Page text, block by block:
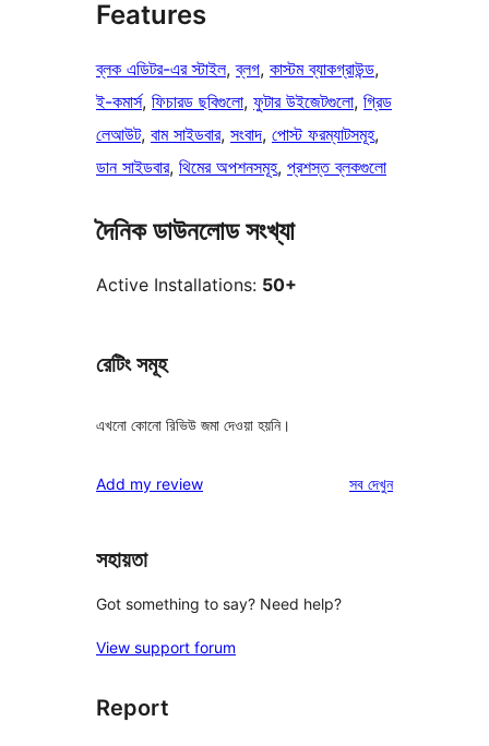
Features
ব্লক এডিটর-এর স্টাইল, ব্লগ, কাস্টম ব্যাকগ্রাউন্ড
ই-কমার্স, ফিচারড ছবিগুলো, ফুটার উইজেটগুলো, গ্রিড
লেআউট, বাম সাইডবার, সংবাদ, পোস্ট ফরম্যাটসমূহ
ডান সাইডবার, থিমের অপশনসমূহ, প্রশস্ত ব্লকগুলো
দৈনিক ডাউনলোড সংখ্যা
Active Installations: 50+
রেটিং সমূহ
এখনো কোনো রিভিউ জমা দেওয়া হয়নি।
Add my review সবরিভিউ
দেখুন
সহায়তা
Got something to say? Need help?
View support forum
Report